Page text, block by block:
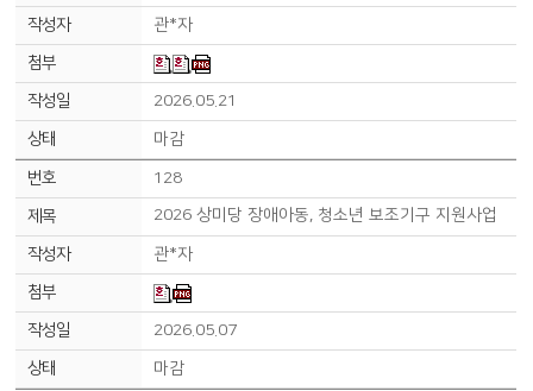
관*자
2026.05.21
마감
128
2026 상미당 장애아동, 청소년 보조기구 지원사업
관*자
2026.05.07
마감